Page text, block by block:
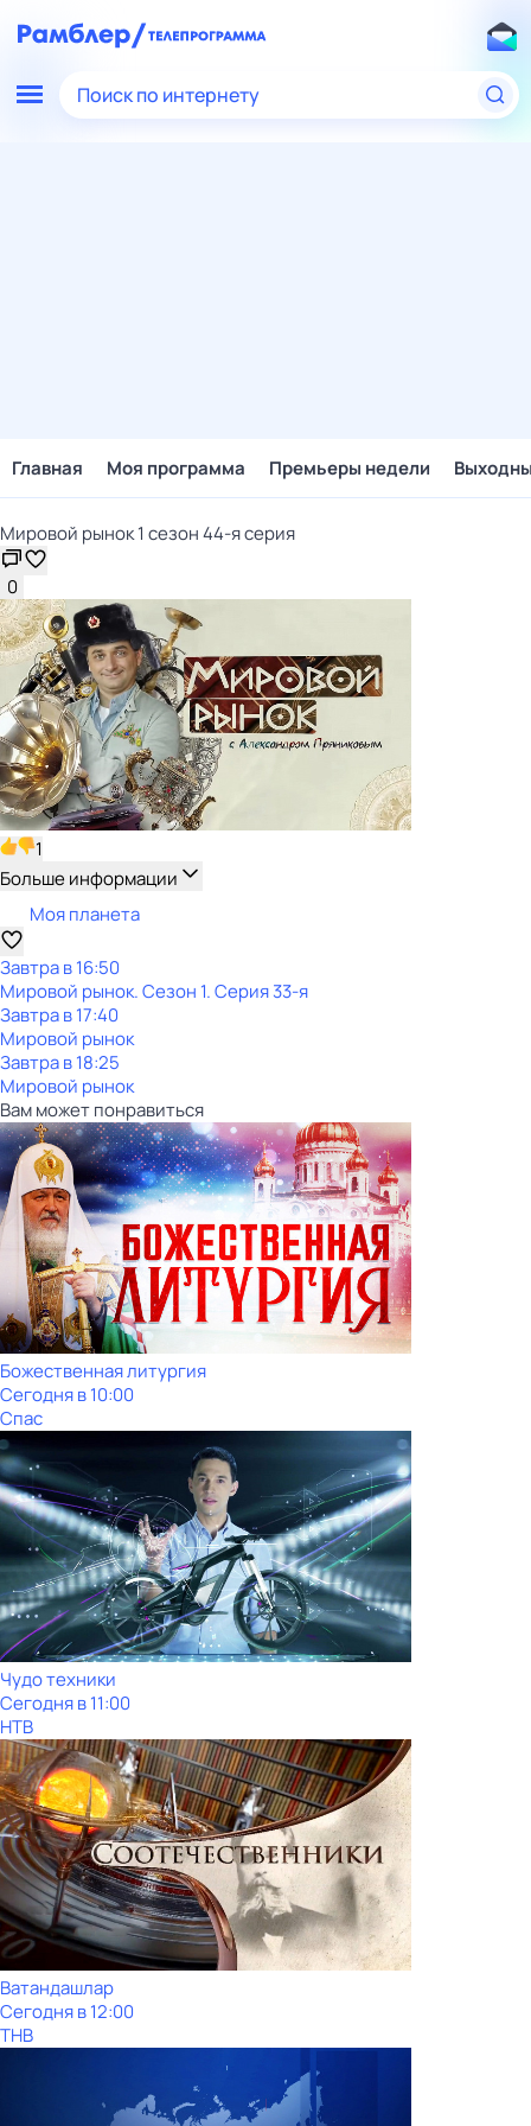
Поиск по интернету
Главная Моя программа Премьеры недели
Мировой рынок 1 сезон 44-я серия
0
1
Больше информации
Моя планета
Завтра в 16:50
Мировой рынок. Сезон 1. Серия 33-я
Завтра в 17:40
Мировой рынок
Завтра в 18:25
Мировой рынок
Вам может понравиться
Божественная литургия
Сегодня в 10:00
Спас
Чудо техники
Сегодня в 11:00
НТВ
Ватандашлар
Сегодня в 12:00
ТНВ